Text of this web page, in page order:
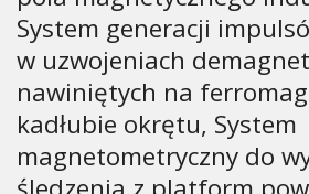
System generacji
w uzwojeniach
nawiniętych na
kadłubie okrętu, System
magnetometryczny do